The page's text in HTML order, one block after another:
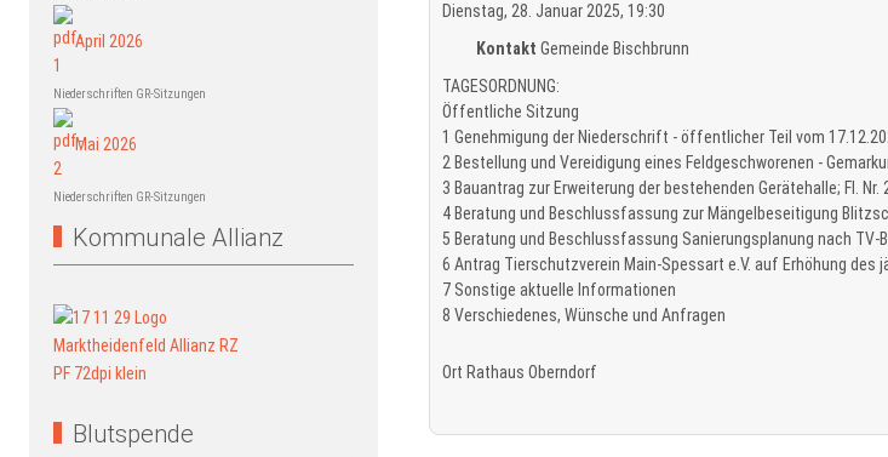
April 2026
Niederschriften GR-Sitzungen
Mai 2026
Niederschriften GR-Sitzungen
Kommunale Allianz
Blutspende
Dienstag, 28. Januar 2025, 19:30
Kontakt Gemeinde Bischbrunn
TAGESORDNUNG:
Öffentliche Sitzung
1 Genehmigung der Niederschrift - öffentlicher Teil vom
2 Bestellung und Vereidigung eines Feldgeschworenen -
3 Bauantrag zur Erweiterung der bestehenden Gerätehalle; Fl.
4 Beratung und Beschlussfassung zur Mängelbeseitigung
5 Beratung und Beschlussfassung Sanierungsplanung nach TV-
6 Antrag Tierschutzverein Main-Spessart e.V. auf Erhöhung des
7 Sonstige aktuelle Informationen
8 Verschiedenes, Wünsche und Anfragen
Ort Rathaus Oberndorf